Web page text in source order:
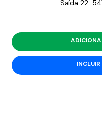
Saída 22-